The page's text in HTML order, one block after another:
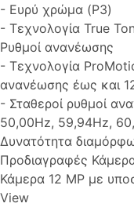
- Ευρύ χρώμα (P3)
- Τεχνολογία True
Ρυθμοί ανανέωσης
- Τεχνολογία
ανανέωσης έως και
- Σταθεροί ρυθμοί
50,00Hz, 59,94Hz,
Δυνατότητα
Προδιαγραφές
Κάμερα 12 MP με
View